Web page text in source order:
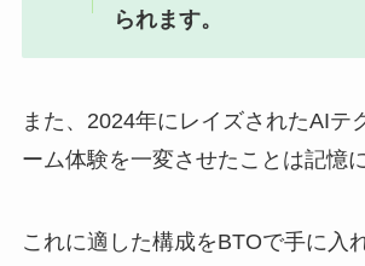
られます。
また、2024年にレイズされたAIテ
ーム体験を一変させたことは記憶
これに適した構成をBTOで手に入